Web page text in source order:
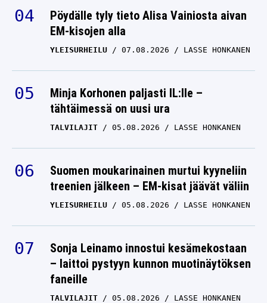
Pöydälle tyly tieto Alisa Vainiosta aivan
EM-kisojen alla
YLEISURHEILU 07.08.2026 LASSE HONKANEN
Minja Korhonen paljasti IL:lle –
tähtäimessä on uusi ura
TALVILAJIT 05.08.2026 LASSE HONKANEN
Suomen moukarinainen murtui kyyneliin
treenien jälkeen – EM-kisat jäävät väliin
YLEISURHEILU 05.08.2026 LASSE HONKANEN
Sonja Leinamo innostui kesämekostaan
– laittoi pystyyn kunnon muotinäytöksen
faneille
TALVILAJIT 05.08.2026 LASSE HONKANEN